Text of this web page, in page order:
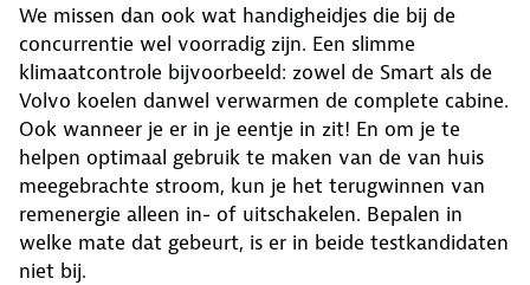
We missen dan ook wat handigheidjes die bij de
concurrentie wel voorradig zijn. Een slimme
klimaatcontrole bijvoorbeeld: zowel de Smart als de
Volvo koelen danwel verwarmen de complete cabine.
Ook wanneer je er in je eentje in zit! En om je te
helpen optimaal gebruik te maken van de van huis
meegebrachte stroom, kun je het terugwinnen van
remenergie alleen in- of uitschakelen. Bepalen in
welke mate dat gebeurt, is er in beide testkandidaten
niet bij.